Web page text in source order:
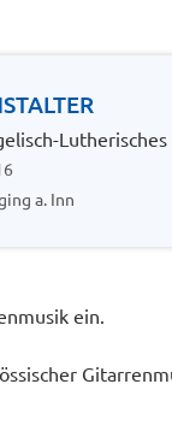
a. Inn
ein.